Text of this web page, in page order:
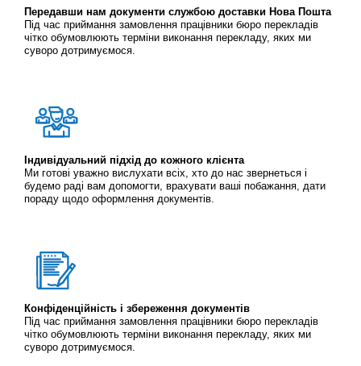
Передавши нам документи службою доставки Нова Пошта
Під час приймання замовлення працівники бюро перекладів
чітко обумовлюють терміни виконання перекладу, яких ми
суворо дотримуємося.
Індивідуальний підхід до кожного клієнта
Ми готові уважно вислухати всіх, хто до нас звернеться і
будемо раді вам допомогти, врахувати ваші побажання, дати
пораду щодо оформлення документів.
Конфіденційність і збереження документів
Під час приймання замовлення працівники бюро перекладів
чітко обумовлюють терміни виконання перекладу, яких ми
суворо дотримуємося.